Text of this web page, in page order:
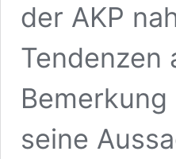
der AKP
Tendenzen
seine